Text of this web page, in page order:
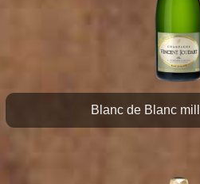
Blanc de Blanc